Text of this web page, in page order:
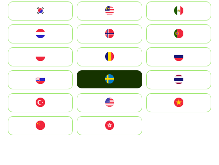
South Korea
United States
中國香港特別行政區